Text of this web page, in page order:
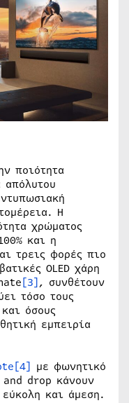
ποιότητα
Η
χρώματος
και η
τρεις φορές πιο
OLED χάρη
[3], συνθέτουν
τόσο τους
όσους
εμπειρία
[4] με φωνητικό
and drop κάνουν
και άμεση.